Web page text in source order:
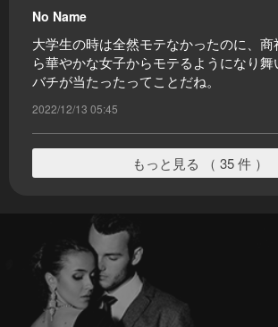
No Name
大学生の時は全然モテなかったのに、商
ら華やかな女子からモテるようになり
バチが当たったってことだね。
2022/12/13 05:45
もっと見る （ 35 件 ）